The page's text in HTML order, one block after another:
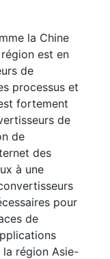
la Chine
est en
de
processus et
fortement
de
de
des
à une
pour
de
région Asie-